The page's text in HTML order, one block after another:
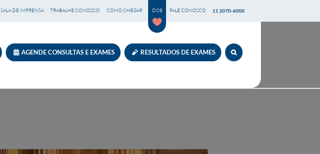
SALA DE IMPRENSA TRABALHE CONOSCO COMO CHEGAR DOE FALE CONOSCO 11 2070-6000
AGENDE CONSULTAS E EXAMES RESULTADOS DE EXAMES